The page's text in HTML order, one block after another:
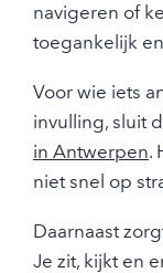
navigeren of
toegankelijk
Voor wie iets
invulling, sluit
in Antwerpen.
niet snel op
Daarnaast
Je zit, kijkt en